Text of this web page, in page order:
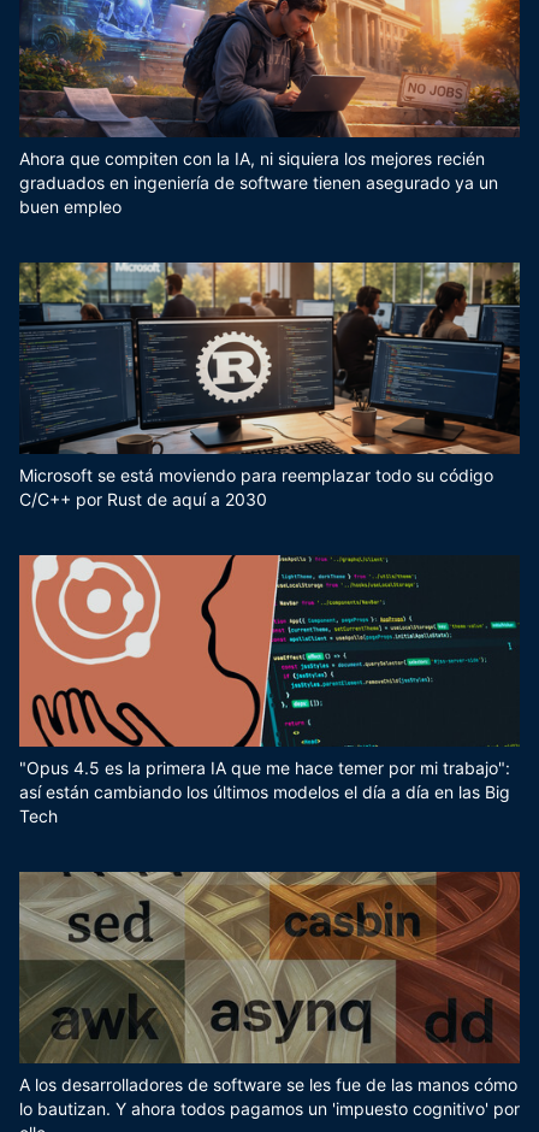
Ahora que compiten con la IA, ni siquiera los mejores recién
graduados en ingeniería de software tienen asegurado ya un
buen empleo
Microsoft se está moviendo para reemplazar todo su código
C/C++ por Rust de aquí a 2030
"Opus 4.5 es la primera IA que me hace temer por mi trabajo":
así están cambiando los últimos modelos el día a día en las Big
Tech
A los desarrolladores de software se les fue de las manos cómo
lo bautizan. Y ahora todos pagamos un 'impuesto cognitivo' por